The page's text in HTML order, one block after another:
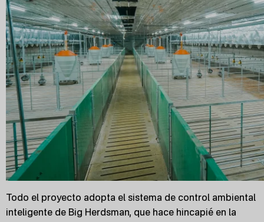
Todo el proyecto adopta el sistema de control ambiental
inteligente de Big Herdsman, que hace hincapié en la